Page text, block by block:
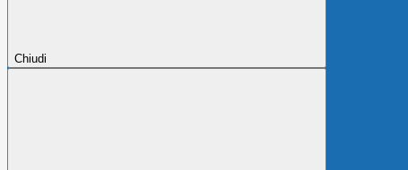
Chiudi